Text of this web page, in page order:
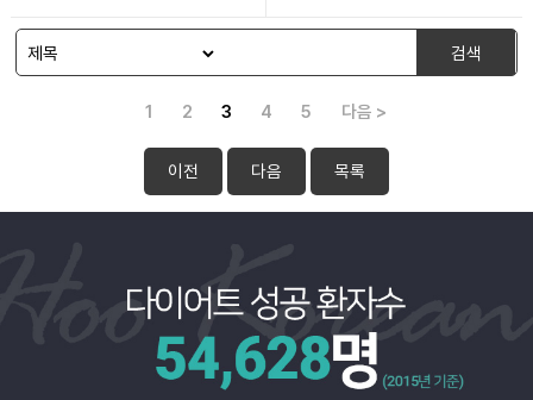
검색
1 2 3 4 5 다음 >
이전 다음 목록